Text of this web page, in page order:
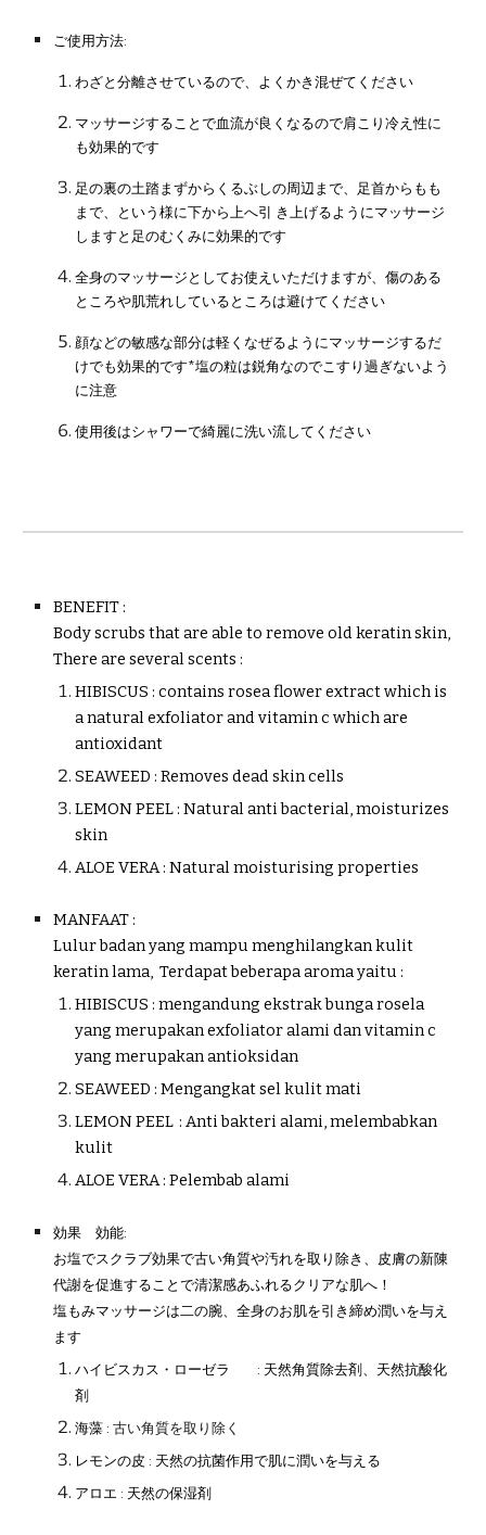
ご使用方法:
わざと分離させているので、よくかき混ぜてください
マッサージすることで血流が良くなるので肩こり冷え性に
も効果的です
足の裏の土踏まずからくるぶしの周辺まで、足首からもも
まで、という様に下から上へ引 き上げるようにマッサージ
しますと足のむくみに効果的です
全身のマッサージとしてお使えいただけますが、傷のある
ところや肌荒れしているところは避けてください
顔などの敏感な部分は軽くなぜるようにマッサージするだ
けでも効果的です*塩の粒は鋭角なのでこすり過ぎないよう
に注意
使用後はシャワーで綺麗に洗い流してください
BENEFIT :
Body scrubs that are able to remove old keratin skin,
There are several scents :
HIBISCUS : contains rosea flower extract which is
a natural exfoliator and vitamin c which are
antioxidant
SEAWEED :Removes dead skin cells
LEMON PEEL :Natural anti bacterial, moisturizes
skin
ALOE VERA:Natural moisturising properties
MANFAAT :
Lulur badan yang mampu menghilangkan kulit
keratin lama, Terdapat beberapa aroma yaitu :
HIBISCUS :mengandung ekstrak bunga rosela
yang merupakan exfoliator alami dan vitamin c
yang merupakan antioksidan
SEAWEED :Mengangkat sel kulit mati
LEMON PEEL :Anti bakteri alami, melembabkan
kulit
ALOE VERA:Pelembab alami
効果 効能:
お塩でスクラブ効果で古い角質や汚れを取り除き、皮膚の新陳
代謝を促進することで清潔感あふれるクリアな肌へ！
塩もみマッサージは二の腕、全身のお肌を引き締め潤いを与え
ます
ハイビスカス・ローゼラ
: 天然角質除去剤、天然抗酸化
剤
海藻:古い角質を取り除く
レモンの皮 : 天然の抗菌作用で肌に潤いを与える
アロエ : 天然の保湿剤